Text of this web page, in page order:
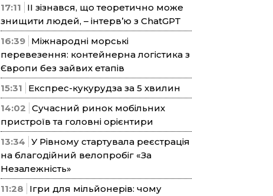
17:11
ІІ зізнався, що теоретично може
знищити людей, – інтерв’ю з ChatGPT
16:39 Міжнародні морські
перевезення: контейнерна логістика з
Європи без зайвих етапів
15:31
Експрес-кукурудза за 5 хвилин
14:02 Сучасний ринок мобільних
пристроїв та головні орієнтири
13:34 У Рівному стартувала реєстрація
на благодійний велопробіг «За
Незалежність»
11:28
Ігри для мільйонерів: чому